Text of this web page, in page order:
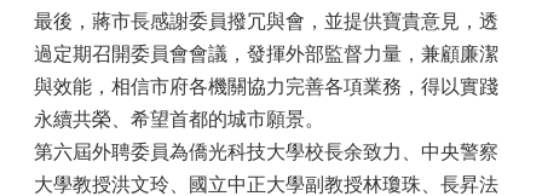
最後，蔣市長感謝委員撥冗與會，並提供寶貴意見，透
過定期召開委員會會議，發揮外部監督力量，兼顧廉潔
與效能，相信市府各機關協力完善各項業務，得以實踐
永續共榮、希望首都的城市願景。
第六屆外聘委員為僑光科技大學校長余致力、中央警察
大學教授洪文玲、國立中正大學副教授林瓊珠、長昇法